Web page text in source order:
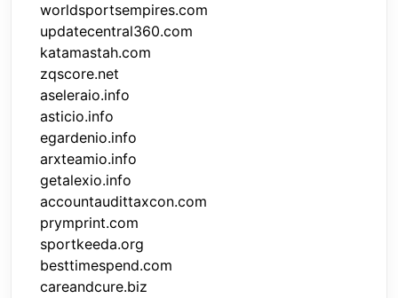
worldsportsempires.com
updatecentral360.com
katamastah.com
zqscore.net
aseleraio.info
asticio.info
egardenio.info
arxteamio.info
getalexio.info
accountaudittaxcon.com
prymprint.com
sportkeeda.org
besttimespend.com
careandcure.biz